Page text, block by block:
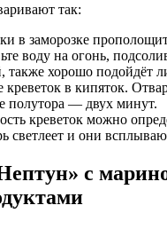
так:
в заморозке
воду на огонь,
также хорошо подойдёт
креветок в кипяток.
полутора — двух минут.
креветок можно
светлеет и они
с